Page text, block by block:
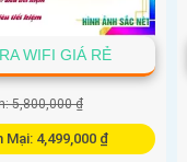
WIFI GIÁ RẺ
5,800,000 ₫
Mại: 4,499,000 ₫